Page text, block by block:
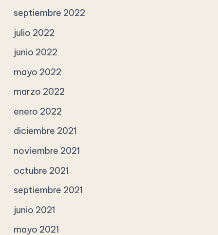
septiembre 2022
julio 2022
junio 2022
mayo 2022
marzo 2022
enero 2022
diciembre 2021
noviembre 2021
octubre 2021
septiembre 2021
junio 2021
mayo 2021